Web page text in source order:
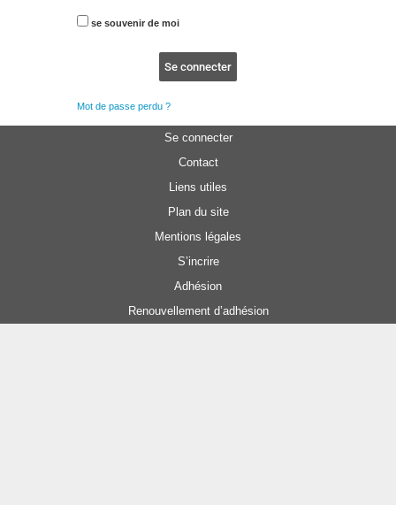
se souvenir de moi
Se connecter
Mot de passe perdu ?
Se connecter
Contact
Liens utiles
Plan du site
Mentions légales
S’incrire
Adhésion
Renouvellement d’adhésion